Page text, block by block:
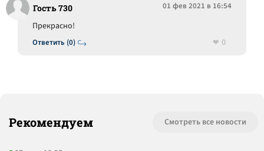
Гость 730 01 фев 2021 в 16:54
Ответить (0)
Прекрасно!
0
Рекомендуем Смотреть все новости